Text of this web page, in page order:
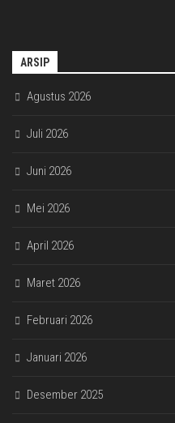
ARSIP
Agustus 2026
Juli 2026
Juni 2026
Mei 2026
April 2026
Maret 2026
Februari 2026
Januari 2026
Desember 2025